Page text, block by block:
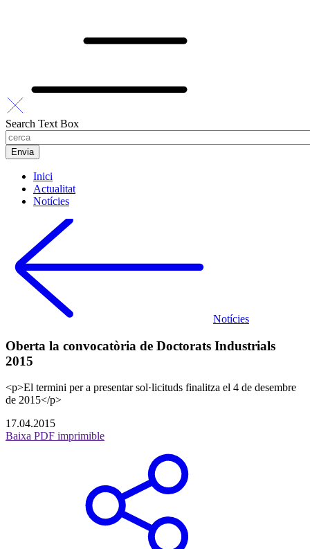
Search Text Box
Inici
Actualitat
Notícies
Notícies
Oberta la convocatòria de Doctorats Industrials
2015
<p>El termini per a presentar sol·licituds finalitza el 4 de desembre
de 2015</p>
17.04.2015
Baixa PDF imprimible